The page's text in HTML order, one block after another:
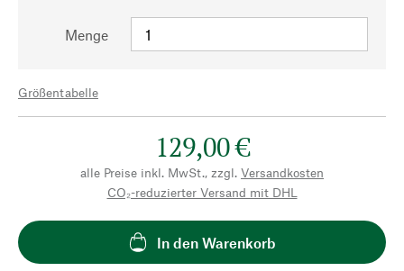
Menge
Größentabelle
129,00 €
alle Preise inkl. MwSt., zzgl. Versandkosten
CO₂-reduzierter Versand mit DHL
In den Warenkorb